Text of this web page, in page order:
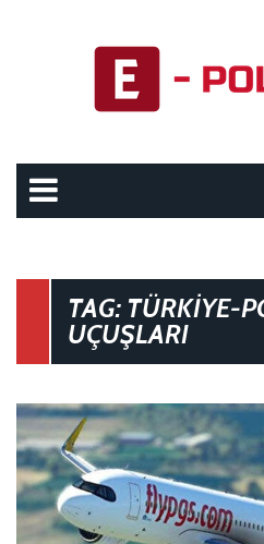
TAG: TÜRKIYE-
UÇUŞLARI